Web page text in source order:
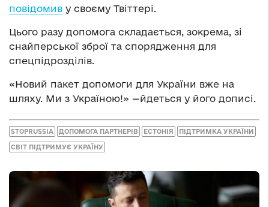
повідомив у своєму Твіттері.
Цього разу допомога складається, зокрема, зі
снайперської зброї та спорядження для
спецпідрозділів.
«Новий пакет допомоги для України вже на
шляху. Ми з Україною!» —йдеться у його дописі.
STOPRUSSIA ДОПОМОГА ПАРТНЕРІВ ЕСТОНІЯ ПІДТРИМКА УКРАЇНИ
СВІТ ПІДТРИМУЄ УКРАЇНУ